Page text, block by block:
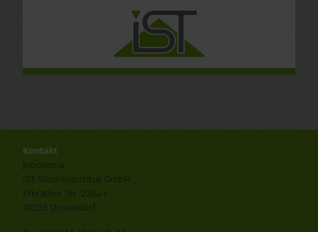
Kontakt
Joborama
IST-Studieninstitut GmbH
Erkrather Str. 220a-c
40233 Düsseldorf